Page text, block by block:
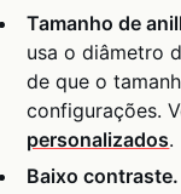
Tamanho de
usa o diâmetro
de que o
configurações.
personalizados.
Baixo contraste.